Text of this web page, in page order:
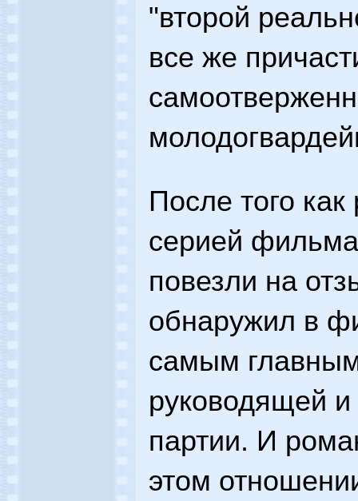
"второй
все же
После того
серией
повезли на
обнаружил в
самым
руководящей
партии. И
этом